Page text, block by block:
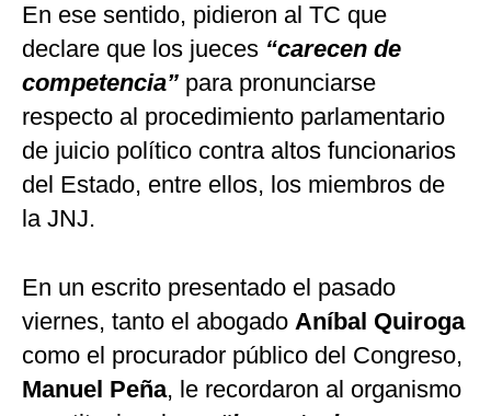
En ese sentido, pidieron al TC que
declare que los jueces “carecen de
competencia” para pronunciarse
respecto al procedimiento parlamentario
de juicio político contra altos funcionarios
del Estado, entre ellos, los miembros de
la JNJ.
En un escrito presentado el pasado
viernes, tanto el abogado Aníbal Quiroga
como el procurador público del Congreso,
Manuel Peña, le recordaron al organismo